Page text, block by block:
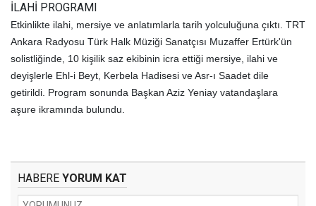
İLAHİ PROGRAMI
Etkinlikte ilahi, mersiye ve anlatımlarla tarih yolculuğuna çıktı. TRT
Ankara Radyosu Türk Halk Müziği Sanatçısı Muzaffer Ertürk'ün
solistliğinde, 10 kişilik saz ekibinin icra ettiği mersiye, ilahi ve
deyişlerle Ehl-i Beyt, Kerbela Hadisesi ve Asr-ı Saadet dile
getirildi. Program sonunda Başkan Aziz Yeniay vatandaşlara
aşure ikramında bulundu.
HABERE YORUM KAT